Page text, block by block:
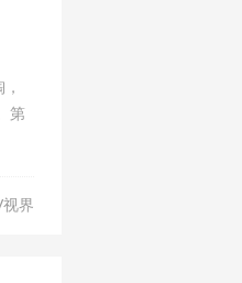
第
界